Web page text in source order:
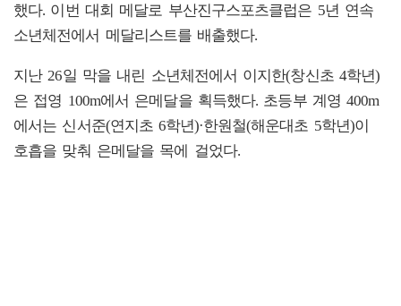
했다. 이번 대회 메달로 부산진구스포츠클럽은 5년 연속
소년체전에서 메달리스트를 배출했다.
지난 26일 막을 내린 소년체전에서 이지한(창신초 4학년)
은 접영 100m에서 은메달을 획득했다. 초등부 계영 400m
에서는 신서준(연지초 6학년)·한원철(해운대초 5학년)이
호흡을 맞춰 은메달을 목에 걸었다.